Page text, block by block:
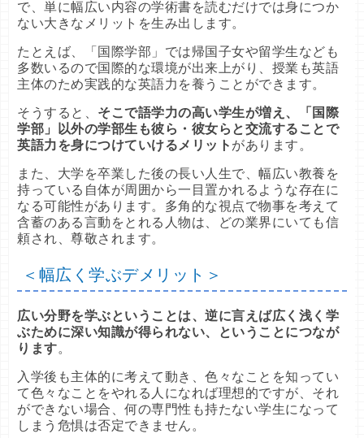
で、単に幅広い内容の学術書を読むだけでは身につか
ない大きなメリットを生み出します。
たとえば、「国際学部」では帰国子女や留学生なども
多数いるので国際的な環境が出来上がり、授業も英語
主体のため実践的な英語力を養うことができます。
そうすると、 そこで語学力の高い学生が増え、「国際
学部」以外の学部生も彼ら・彼女らと交流することで
英語力を身につけていけるメリット があります。
また、大学を卒業した後の長い人生で、幅広い教養を
持っている自体が周囲から一目置かれるような存在に
なる可能性があります。多角的な視点で物事を考えて
含蓄のある言動をとれる人物は、どの業界にいても信
頼され、尊敬されます。
＜幅広く学ぶデメリット＞
広い分野を学ぶということは、逆に言えば広く浅く学
ぶために深い知識が得られない、ということにつなが
ります。
入学後も主体的に考えて動き、色々なことを知ってい
て色々なことをやれる人になれば理想的ですが、それ
ができない場合、何の専門性も持たない学生になって
しまう危惧は否定できません。